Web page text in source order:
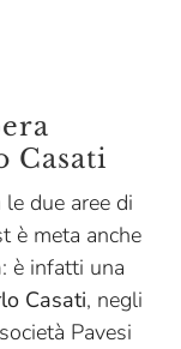
Casati
due aree di
è meta anche
: è infatti una
Casati, negli
Pavesi